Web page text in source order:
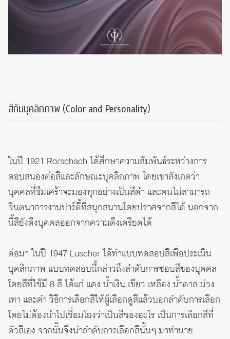
สีกับบุคลิกภาพ (Color and Personality)
ในปี 1921 Rorschach ได้ศึกษาความสัมพันธ์ระหว่างการ
ตอบสนองต่อสีและลักษณะบุคลิกภาพ โดยเขาสังเกตว่า
บุคคลที่ซึมเศร้าจะมองทุกอย่างเป็นสีดำ และคนไม่สามารถ
จินตนาการงานปาร์ตี้ที่สนุกสนานโดยปราศจากสีได้ นอกจาก
นี้สียังดึงบุคคลออกจากความตึงเครียดได้
ต่อมา ในปี 1947 Luscher ได้ทำแบบทดสอบสีเพื่อประเมิน
บุคลิกภาพ แบบทดสอบนี้กล่าวถึงลำดับการชอบสีของบุคคล
โดยสีที่ใช้มี 8 สี ได้แก่ แดง น้ำเงิน เขียว เหลือง น้ำตาล ม่วง
เทา และดำ วิธีการเลือกสีให้ผู้เลือกดูสีแล้วบอกลำดับการเลือก
โดยไม่ต้องนำไปเชื่อมโยงว่าเป็นสีของอะไร เป็นการเลือกสีที่
ตัวสีเอง จากนั้นจึงนำลำดับการเลือกสีนั้นๆ มาทำนาย